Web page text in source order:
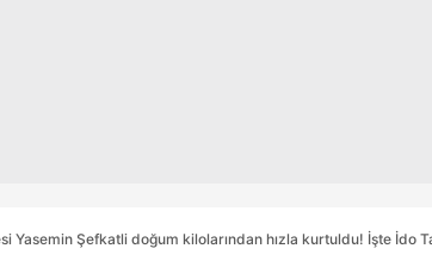
Yasemin Şefkatli doğum kilolarından hızla kurtuldu! İşte İdo